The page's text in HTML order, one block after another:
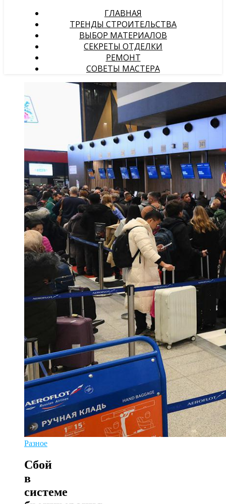
ГЛАВНАЯ
ТРЕНДЫ СТРОИТЕЛЬСТВА
ВЫБОР МАТЕРИАЛОВ
СЕКРЕТЫ ОТДЕЛКИ
РЕМОНТ
СОВЕТЫ МАСТЕРА
Разное
Сбой
в
системе